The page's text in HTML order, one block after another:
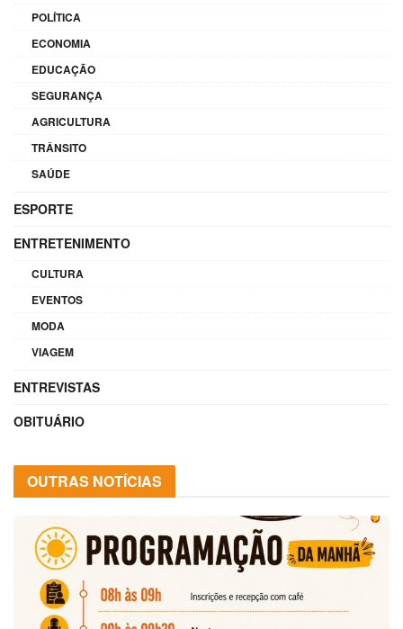
POLÍTICA
ECONOMIA
EDUCAÇÃO
SEGURANÇA
AGRICULTURA
TRÂNSITO
SAÚDE
ESPORTE
ENTRETENIMENTO
CULTURA
EVENTOS
MODA
VIAGEM
ENTREVISTAS
OBITUÁRIO
OUTRAS NOTÍCIAS